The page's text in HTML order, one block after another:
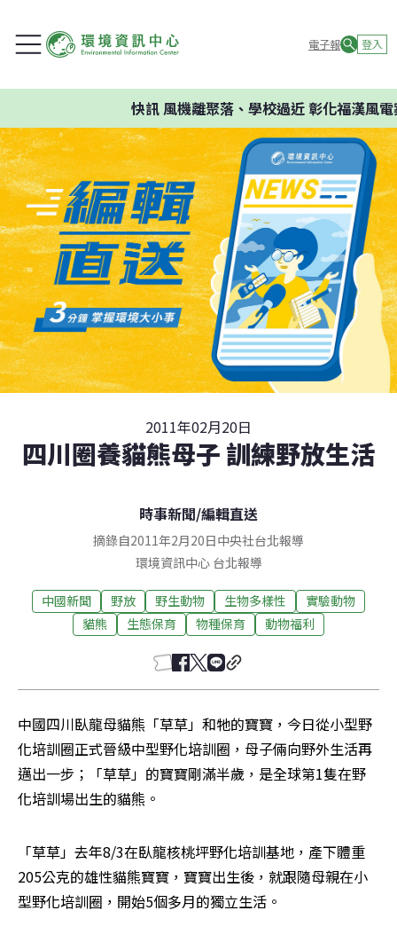
電子報 登入
快訊風機離聚落、學校過近 彰化福漢風電
2011年02月20日
四川圈養貓熊母子 訓練野放生活
時事新聞/編輯直送
摘錄自2011年2月20日中央社台北報導
環境資訊中心 台北報導
中國新聞 野放 野生動物 生物多樣性
實驗動物
貓熊
生態保育 物種保育 動物福利
中國四川臥龍母貓熊「草草」和牠的寶寶，今日從小型野
化培訓圈正式晉級中型野化培訓圈，母子倆向野外生活再
邁出一步；「草草」的寶寶剛滿半歲，是全球第1隻在野
化培訓場出生的貓熊。
「草草」去年8/3在臥龍核桃坪野化培訓基地，產下體重
205公克的雄性貓熊寶寶，寶寶出生後，就跟隨母親在小
型野化培訓圈，開始5個多月的獨立生活。